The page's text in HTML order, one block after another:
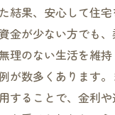
結果、安心して住
金が少ない方でも、
理のない生活を維持
が数多くあります
することで、金利や